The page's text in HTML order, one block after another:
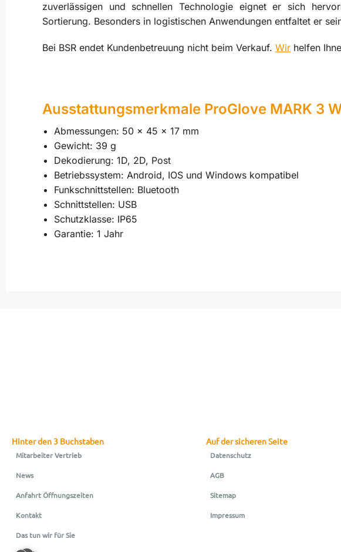
zuverlässigen und schnellen Technologie eignet er sich
Sortierung. Besonders in logistischen Anwendungen entfaltet er
Bei BSR endet Kundenbetreuung nicht beim Verkauf. Wirhelfen
Ausstattungsmerkmale ProGlove MARK 3
Abmessungen: 50 x 45 x 17 mm
Gewicht: 39 g
Dekodierung: 1D, 2D, Post
Betriebssystem: Android, IOS und Windows kompatibel
Funkschnittstellen: Bluetooth
Schnittstellen: USB
Schutzklasse: IP65
Garantie: 1 Jahr
Hinter den 3 Buchstaben
Mitarbeiter Vertrieb
News
Anfahrt Öffnungszeiten
Kontakt
Das tun wir für Sie
Auf der sicheren Seite
Datenschutz
AGB
Sitemap
Impressum